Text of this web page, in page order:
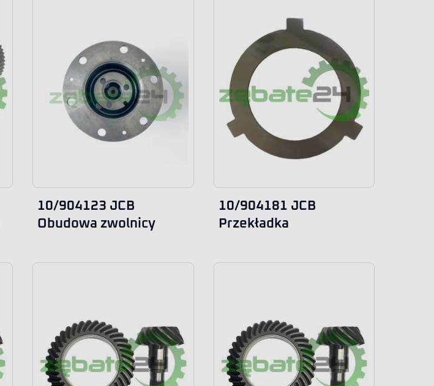
10/904123 JCB
Obudowa zwolnicy
10/904181 JCB
Przekładka